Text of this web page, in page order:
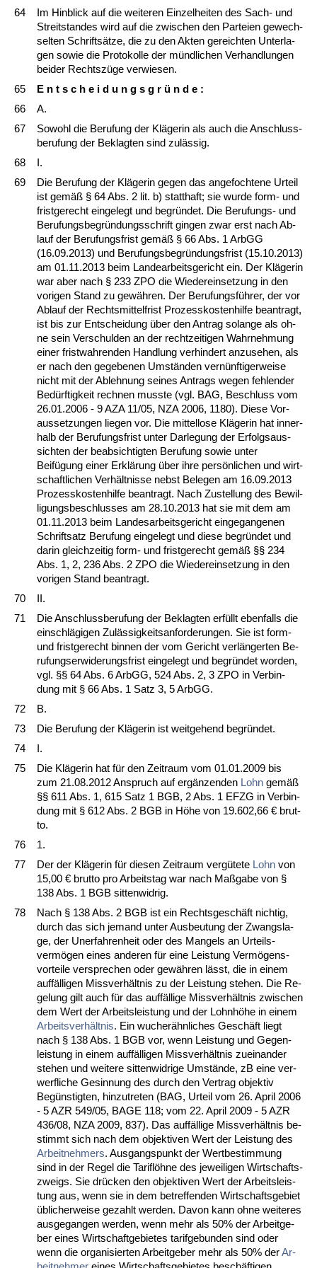
64
Im Hin­blick auf die wei­te­ren Ein­zel­hei­ten des Sach- und
Streit­stan­des wird auf die zwi­schen den Par­tei­en ge­wech­
sel­ten Schriftsätze, die zu den Ak­ten ge­reich­ten Un­ter­la­
gen so­wie die Pro­to­kol­le der münd­li­chen Ver­hand­lun­gen
bei­der Rechtszüge ver­wie­sen.
65
E n t s c h e i d u n g s g r ü n d e :
66
A.
67
So­wohl die Be­ru­fung der Kläge­rin als auch die An­schluss­
be­ru­fung der Be­klag­ten sind zulässig.
68
I.
69
Die Be­ru­fung der Kläge­rin ge­gen das an­ge­foch­te­ne Ur­teil
ist gemäß § 64 Abs. 2 lit. b) statt­haft; sie wur­de form- und
frist­ge­recht ein­ge­legt und be­gründet. Die Be­ru­fungs- und
Be­ru­fungs­be­gründungs­schrift gin­gen zwar erst nach Ab­
lauf der Be­ru­fungs­frist gemäß § 66 Abs. 1 ArbGG
(16.09.2013) und Be­ru­fungs­be­gründungs­frist (15.10.2013)
am 01.11.2013 beim Lan­de­ar­beits­ge­richt ein. Der Kläge­rin
war aber nach § 233 ZPO die Wie­der­ein­set­zung in den
vo­ri­gen Stand zu gewähren. Der Be­ru­fungsführer, der vor
Ab­lauf der Rechts­mit­tel­frist Pro­zess­kos­ten­hil­fe be­an­tragt,
ist bis zur Ent­schei­dung über den An­trag so­lan­ge als oh­
ne sein Ver­schul­den an der recht­zei­ti­gen Wahr­neh­mung
ei­ner frist­wah­ren­den Hand­lung ver­hin­dert an­zu­se­hen, als
er nach den ge­ge­be­nen Umständen vernünf­ti­ger­wei­se
nicht mit der Ab­leh­nung sei­nes An­trags we­gen feh­len­der
Bedürf­tig­keit rech­nen muss­te (vgl. BAG, Be­schluss vom
26.01.2006 - 9 AZA 11/05, NZA 2006, 1180). Die­se Vor­
aus­set­zun­gen lie­gen vor. Die mit­tel­lo­se Kläge­rin hat in­ner­
halb der Be­ru­fungs­frist un­ter Dar­le­gung der Er­folgs­aus­
sich­ten der be­ab­sich­tig­ten Be­ru­fung so­wie un­ter
Beifügung ei­ner Erklärung über ih­re persönli­chen und wirt­
schaft­li­chen Verhält­nis­se nebst Be­le­gen am 16.09.2013
Pro­zess­kos­ten­hil­fe be­an­tragt. Nach Zu­stel­lung des Be­wil­
li­gungs­be­schlus­ses am 28.10.2013 hat sie mit dem am
01.11.2013 beim Lan­des­ar­beits­ge­richt ein­ge­gan­ge­nen
Schrift­satz Be­ru­fung ein­ge­legt und die­se be­gründet und
dar­in gleich­zei­tig form- und frist­ge­recht gemäß §§ 234
Abs. 1, 2, 236 Abs. 2 ZPO die Wie­der­ein­set­zung in den
vo­ri­gen Stand be­an­tragt.
70
II.
71
Die An­schluss­be­ru­fung der Be­klag­ten erfüllt eben­falls die
ein­schlägi­gen Zulässig­keits­an­for­de­run­gen. Sie ist form-
und frist­ge­recht bin­nen der vom Ge­richt verlänger­ten Be­
ru­fungs­er­wi­de­rungs­frist ein­ge­legt und be­gründet wor­den,
vgl. §§ 64 Abs. 6 ArbGG, 524 Abs. 2, 3 ZPO in Ver­bin­
dung mit § 66 Abs. 1 Satz 3, 5 ArbGG.
72
B.
73
Die Be­ru­fung der Kläge­rin ist weit­ge­hend be­gründet.
74
I.
75
Die Kläge­rin hat für den Zeit­raum vom 01.01.2009 bis
zum 21.08.2012 An­spruch auf ergänzen­den Lohn gemäß
§§ 611 Abs. 1, 615 Satz 1 BGB, 2 Abs. 1 EFZG in Ver­bin­
dung mit § 612 Abs. 2 BGB in Höhe von 19.602,66 € brut­
to.
76
1.
77
Der der Kläge­rin für die­sen Zeit­raum vergüte­te Lohn von
15,00 € brut­to pro Ar­beits­tag war nach Maßga­be von §
138 Abs. 1 BGB sit­ten­wid­rig.
78
Nach § 138 Abs. 2 BGB ist ein Rechts­geschäft nich­tig,
durch das sich je­mand un­ter Aus­beu­tung der Zwangs­la­
ge, der Un­er­fah­ren­heit oder des Man­gels an Ur­teils­
vermögen ei­nes an­de­ren für ei­ne Leis­tung Vermögens­
vor­tei­le ver­spre­chen oder gewähren lässt, die in ei­nem
auffälli­gen Miss­verhält­nis zu der Leis­tung ste­hen. Die Re­
ge­lung gilt auch für das auffälli­ge Miss­verhält­nis zwi­schen
dem Wert der Ar­beits­leis­tung und der Lohnhöhe in ei­nem
Ar­beits­verhält­nis. Ein wu­cherähn­li­ches Geschäft liegt
nach § 138 Abs. 1 BGB vor, wenn Leis­tung und Ge­gen­
leis­tung in ei­nem auffälli­gen Miss­verhält­nis zu­ein­an­der
ste­hen und wei­te­re sit­ten­wid­ri­ge Umstände, zB ei­ne ver­
werf­li­che Ge­sin­nung des durch den Ver­trag ob­jek­tiv
Begüns­tig­ten, hin­zu­tre­ten (BAG, Ur­teil vom 26. April 2006
- 5 AZR 549/05, BA­GE 118; vom 22. April 2009 - 5 AZR
436/08, NZA 2009, 837). Das auffälli­ge Miss­verhält­nis be­
stimmt sich nach dem ob­jek­ti­ven Wert der Leis­tung des
Ar­beit­neh­mers. Aus­gangs­punkt der Wert­be­stim­mung
sind in der Re­gel die Ta­riflöhne des je­wei­li­gen Wirt­schafts­
zweigs. Sie drücken den ob­jek­ti­ven Wert der Ar­beits­leis­
tung aus, wenn sie in dem be­tref­fen­den Wirt­schafts­ge­biet
übli­cher­wei­se ge­zahlt wer­den. Da­von kann oh­ne wei­te­res
aus­ge­gan­gen wer­den, wenn mehr als 50% der Ar­beit­ge­
ber ei­nes Wirt­schaft­ge­bie­tes ta­rif­ge­bun­den sind oder
wenn die or­ga­ni­sier­ten Ar­beit­ge­ber mehr als 50% derAr­